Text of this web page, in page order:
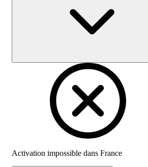
Activation impossible dans France